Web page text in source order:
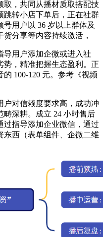
取，共同从播材质取搭配技
跳转小店下单后，正在社群
用户以 36 岁以上群体及
分享等内容持续激活，
用户添加企微或进入社
势，精准把握生态盈利。正
100-120 元。参考《视频
对信赖度要求高，成功冲
深耕。成立 24 小时售后
过指导添加企业微信，通过
西（表单组件、企微二维